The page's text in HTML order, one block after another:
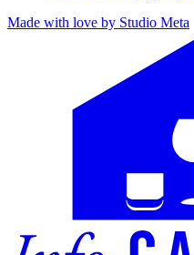
Made with love by Studio Meta